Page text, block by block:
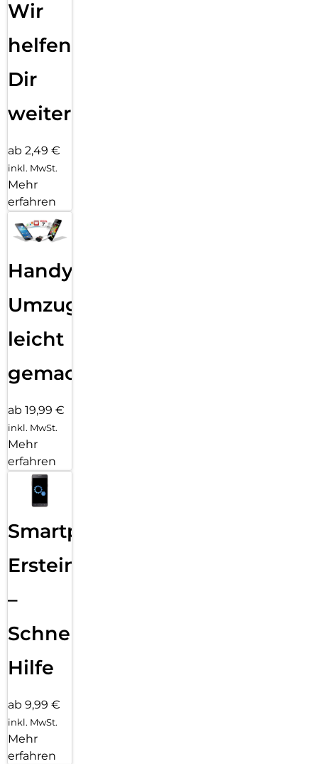
Wir
helfen
Dir
weiter
ab 2,49 €
inkl. MwSt.
Mehr
erfahren
Handy
Umzug
leicht
gemacht!
ab 19,99 €
inkl. MwSt.
Mehr
erfahren
Smartphone
Ersteinrichtung
–
Schnelle
Hilfe
ab 9,99 €
inkl. MwSt.
Mehr
erfahren